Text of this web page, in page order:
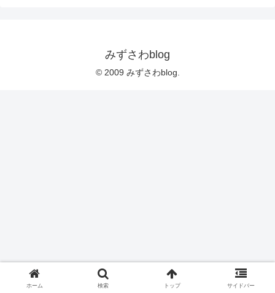
みずさわblog
© 2009 みずさわblog.
ホーム 検索 トップ サイドバー